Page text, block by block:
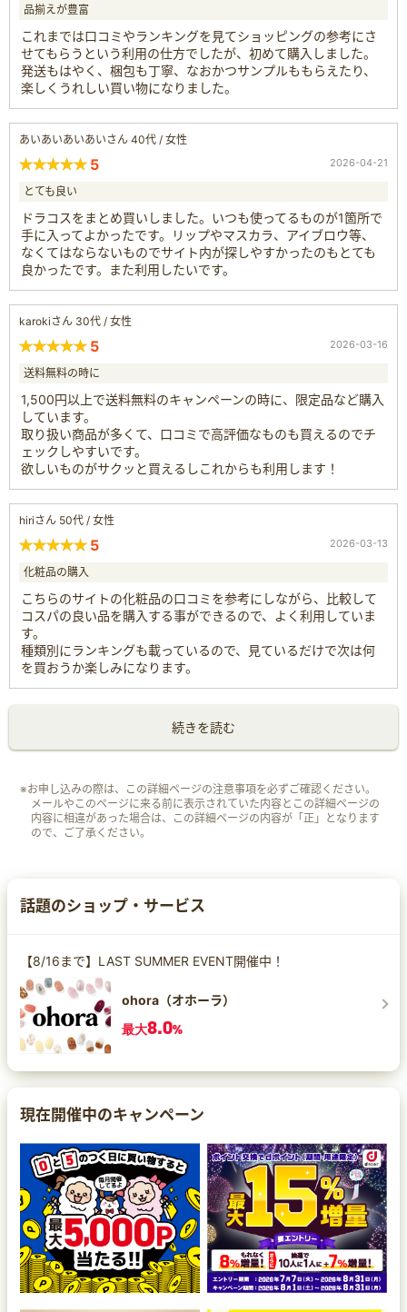
品揃えが豊富
これまでは口コミやランキングを見てショッピングの参考にさ
せてもらうという利用の仕方でしたが、初めて購入しました。
発送もはやく、梱包も丁寧、なおかつサンプルももらえたり、
楽しくうれしい買い物になりました。
あいあいあいあいさん 40代 / 女性
5 2026-04-21
とても良い
ドラコスをまとめ買いしました。いつも使ってるものが1箇所で
手に入ってよかったです。リップやマスカラ、アイブロウ等、
なくてはならないものでサイト内が探しやすかったのもとても
良かったです。また利用したいです。
karokiさん 30代 / 女性
5 2026-03-16
送料無料の時に
1,500円以上で送料無料のキャンペーンの時に、限定品など購入
しています。
取り扱い商品が多くて、口コミで高評価なものも買えるのでチ
ェックしやすいです。
欲しいものがサクッと買えるしこれからも利用します！
hiriさん 50代 / 女性
5 2026-03-13
化粧品の購入
こちらのサイトの化粧品の口コミを参考にしながら、比較して
コスパの良い品を購入する事ができるので、よく利用していま
す。
種類別にランキングも載っているので、見ているだけで次は何
を買おうか楽しみになります。
続きを読む
※お申し込みの際は、この詳細ページの注意事項を必ずご確認ください。
メールやこのページに来る前に表示されていた内容とこの詳細ページの
内容に相違があった場合は、この詳細ページの内容が「正」となります
ので、ご了承ください。
話題のショップ・サービス
【8/16まで】LAST SUMMER EVENT開催中！
ohora（オホーラ）
最大8.0%
現在開催中のキャンペーン